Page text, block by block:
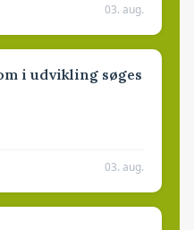
03. aug.
i udvikling søges
03. aug.